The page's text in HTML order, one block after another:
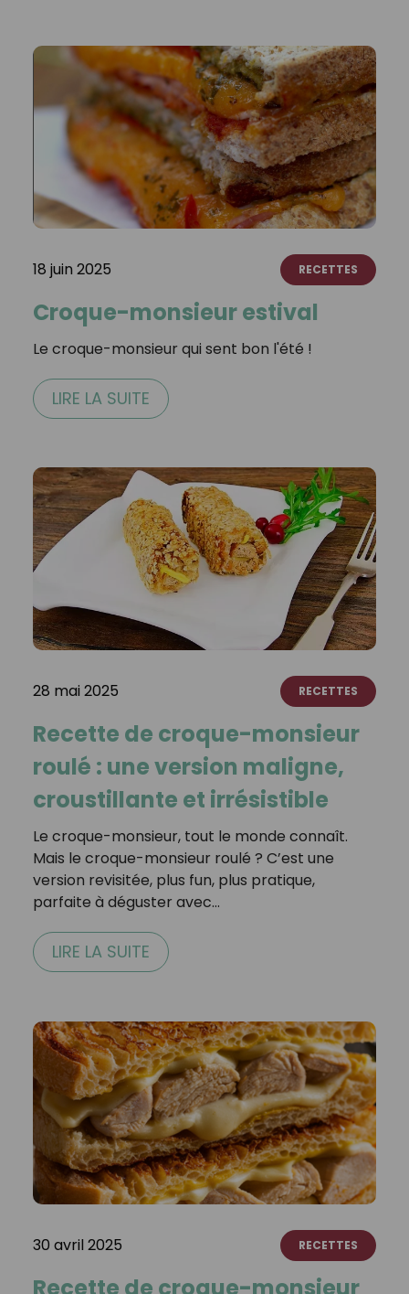
18 juin 2025 RECETTES
Croque-monsieur estival
Le croque-monsieur qui sent bon l'été !
LIRE LA SUITE
28 mai 2025 RECETTES
Recette de croque-monsieur
roulé : une version maligne,
croustillante et irrésistible
Le croque-monsieur, tout le monde connaît.
Mais le croque-monsieur roulé ? C’est une
version revisitée, plus fun, plus pratique,
parfaite à déguster avec…
LIRE LA SUITE
30 avril 2025 RECETTES